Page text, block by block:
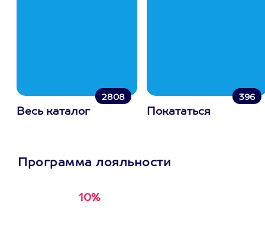
2808
Весь каталог
396
Покататься
Программа лояльности
10%